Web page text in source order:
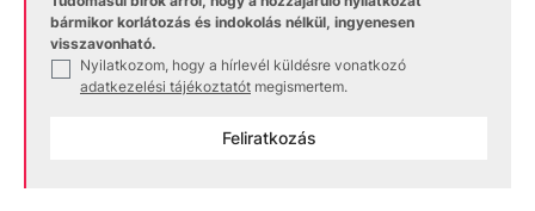
bármikor korlátozás és indokolás nélkül, ingyenesen
visszavonható.
Nyilatkozom, hogy a hírlevél küldésre vonatkozó
adatkezelési tájékoztatót megismertem.
Feliratkozás